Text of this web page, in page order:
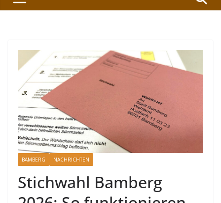
BAMBERG NACHRICHTEN
Stichwahl Bamberg